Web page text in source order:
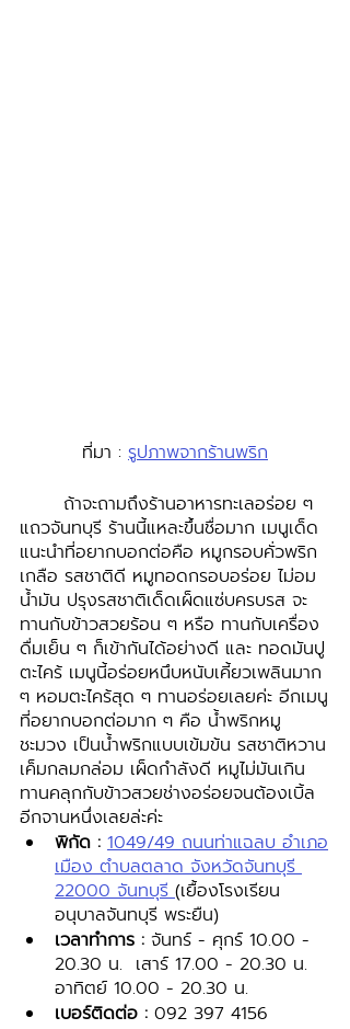
ที่มา : รูปภาพจากร้านพริก
แถวจันทบุรี ร้านนี้แหละขึ้นชื่อมาก เมนูเด็ด
แนะนำที่อยากบอกต่อคือ หมูกรอบคั่วพริก
เกลือ รสชาติดี หมูทอดกรอบอร่อย ไม่อม
น้ำมัน ปรุงรสชาติเด็ดเผ็ดแซ่บครบรส จะ
ทานกับข้าวสวยร้อน ๆ หรือ ทานกับเครื่อง
ดื่มเย็น ๆ ก็เข้ากันได้อย่างดี และ ทอดมันปู
ตะไคร้ เมนูนี้อร่อยหนึบหนับเคี้ยวเพลินมาก
ๆ หอมตะไคร้สุด ๆ ทานอร่อยเลยค่ะ อีกเมนู
ที่อยากบอกต่อมาก ๆ คือ น้ำพริกหมู
ชะมวง เป็นน้ำพริกแบบเข้มข้น รสชาติหวาน
เค็มกลมกล่อม เผ็ดกำลังดี หมูไม่มันเกิน
ทานคลุกกับข้าวสวยช่างอร่อยจนต้องเบิ้ล
อีกจานหนึ่งเลยล่ะค่ะ
พิกัด : 1049/49 ถนนท่าแฉลบ อำเภอ
เมือง ตำบลตลาด จังหวัดจันทบุรี
22000 จันทบุรี (เยื้องโรงเรียน
อนุบาลจันทบุรี พระยืน)
เวลาทำการ : จันทร์ - ศุกร์ 10.00 -
20.30 น.  เสาร์ 17.00 - 20.30 น.
อาทิตย์ 10.00 - 20.30 น.
เบอร์ติดต่อ : 092 397 4156